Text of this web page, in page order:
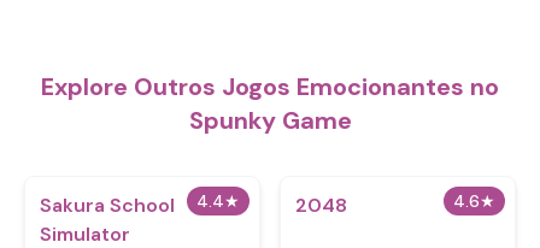
Explore Outros Jogos Emocionantes no
Spunky Game
4.4★
Sakura School
Simulator
4.6★
2048